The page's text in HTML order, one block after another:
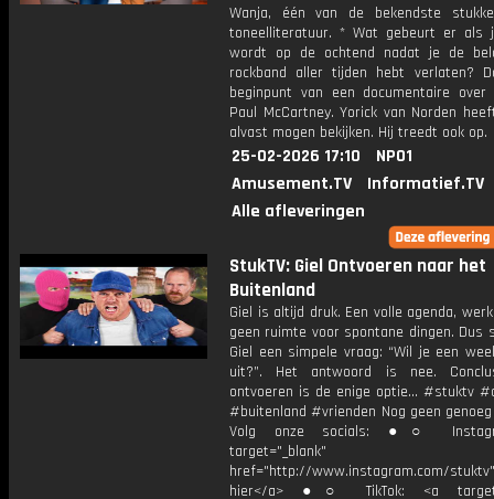
Wanja, één van de bekendste
toneelliteratuur. * Wat gebeurt er als
wordt op de ochtend nadat je de
rockband aller tijden hebt verlaten?
beginpunt van een documentaire over
Paul McCartney. Yorick van Norden
alvast mogen bekijken. Hij treedt ook op.
25-02-2026 17:10
NPO1
Amusement.TV
Informatief.TV
Alle afleveringen
StukTV: Giel Ontvoeren naar het
Buitenland
Giel is altijd druk. Een volle agenda,
geen ruimte voor spontane dingen. Dus
Giel een simpele vraag: “Wil je een
uit?”. Het antwoord is nee.
ontvoeren is de enige optie… #stuktv
#buitenland #vrienden Nog geen
Volg onze socials: ●○
target="_blank"
href="http://www.instagram.com/
hier</a> ●○ TikTok: <a